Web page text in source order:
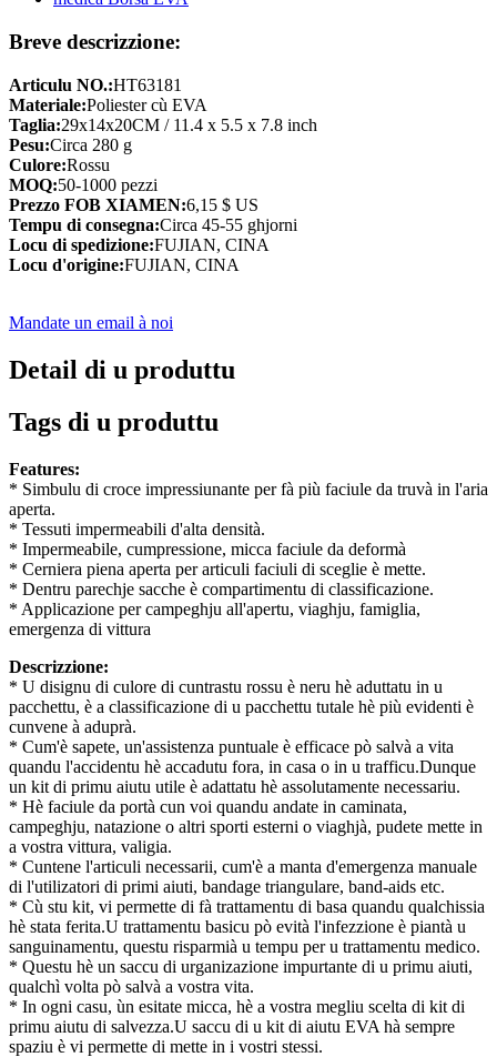
Breve descrizzione:
Articulu NO.:HT63181
Materiale:Poliester cù EVA
Taglia:29x14x20CM / 11.4 x 5.5 x 7.8 inch
Pesu:Circa 280 g
Culore:Rossu
MOQ:50-1000 pezzi
Prezzo FOB XIAMEN:6,15 $ US
Tempu di consegna:Circa 45-55 ghjorni
Locu di spedizione:FUJIAN, CINA
Locu d'origine:FUJIAN, CINA
Mandate un email à noi
Detail di u produttu
Tags di u produttu
Features:
* Simbulu di croce impressiunante per fà più faciule da truvà in l'aria
aperta.
* Tessuti impermeabili d'alta densità.
* Impermeabile, cumpressione, micca faciule da deformà
* Cerniera piena aperta per articuli faciuli di sceglie è mette.
* Dentru parechje sacche è compartimentu di classificazione.
* Applicazione per campeghju all'apertu, viaghju, famiglia,
emergenza di vittura
Descrizzione:
* U disignu di culore di cuntrastu rossu è neru hè aduttatu in u
pacchettu, è a classificazione di u pacchettu tutale hè più evidenti è
cunvene à aduprà.
* Cum'è sapete, un'assistenza puntuale è efficace pò salvà a vita
quandu l'accidentu hè accadutu fora, in casa o in u trafficu.Dunque
un kit di primu aiutu utile è adattatu hè assolutamente necessariu.
* Hè faciule da portà cun voi quandu andate in caminata,
campeghju, natazione o altri sporti esterni o viaghjà, pudete mette in
a vostra vittura, valigia.
* Cuntene l'articuli necessarii, cum'è a manta d'emergenza manuale
di l'utilizatori di primi aiuti, bandage triangulare, band-aids etc.
* Cù stu kit, vi permette di fà trattamentu di basa quandu qualchissia
hè stata ferita.U trattamentu basicu pò evità l'infezzione è piantà u
sanguinamentu, questu risparmià u tempu per u trattamentu medico.
* Questu hè un saccu di urganizazione impurtante di u primu aiuti,
qualchì volta pò salvà a vostra vita.
* In ogni casu, ùn esitate micca, hè a vostra megliu scelta di kit di
primu aiutu di salvezza.U saccu di u kit di aiutu EVA hà sempre
spaziu è vi permette di mette in i vostri stessi.